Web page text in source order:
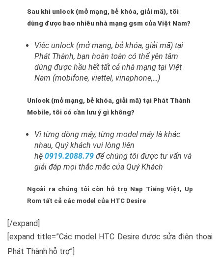
Sau khi unlock (mở mạng, bẻ khóa, giải mã), tôi
dùng được bao nhiêu nhà mạng gsm của Việt Nam?
Việc unlock (mở mạng, bẻ khóa, giải mã) tại
Phát Thành, bạn hoàn toàn có thể yên tâm
dùng được hầu hết tất cả nhà mạng tại Việt
Nam (mobifone, viettel, vinaphone,…)
Unlock (mở mạng, bẻ khóa, giải mã) tại Phát Thành
Mobile, tôi có cần lưu ý gì không?
Vì từng dòng máy, từng model máy là khác
nhau, Quý khách vui lòng liên
hệ 0919.2088.79 để chúng tôi được tư vấn và
giải đáp mọi thắc mắc của Quý Khách
Ngoài ra chúng tôi còn hỗ trợ Nạp Tiếng Việt, Up
Rom tất cả các model của HTC Desire
[/expand]
[expand title=”Các model HTC Desire được sửa điện thoại
Phát Thành hỗ trợ”]